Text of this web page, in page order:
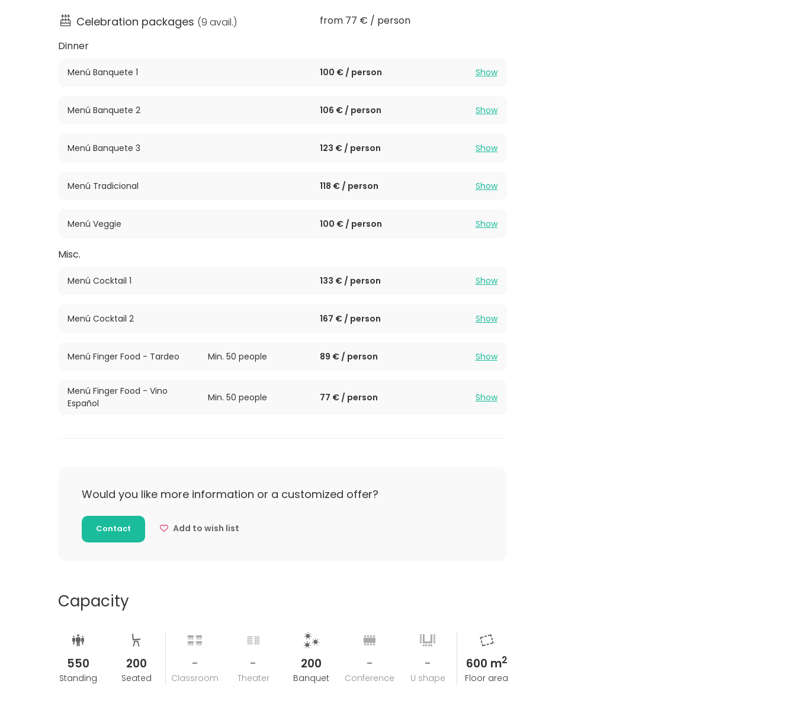
Celebration packages (9 avail.)
from 77 € / person
Dinner
Menú Banquete 1 100 € / person Show
Menú Banquete 2 106 € / person Show
Menú Banquete 3 123 € / person Show
Menú Tradicional 118 € / person Show
Menú Veggie 100 € / person Show
Misc.
Menú Cocktail 1 133 € / person Show
Menú Cocktail 2 167 € / person Show
Menú Finger Food - Tardeo Min. 50 people 89 € / person Show
Menú Finger Food - Vino
Español
Min. 50 people 77 € / person Show
Would you like more information or a customized offer?
Contact Add to wish list
Capacity
550
Standing
200
Seated
-
Classroom
-
Theater
200
Banquet
-
Conference
-
U shape
600 m2
Floor area